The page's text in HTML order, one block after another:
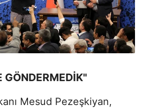
GÖNDERMEDİK"
Mesud Pezeşkiyan,